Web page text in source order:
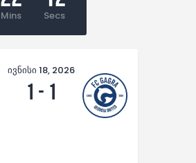
Mins Secs
ივნისი 18, 2026
1 - 1